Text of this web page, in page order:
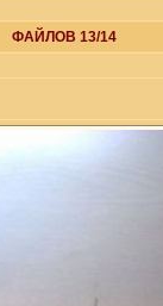
ФАЙЛОВ 13/14